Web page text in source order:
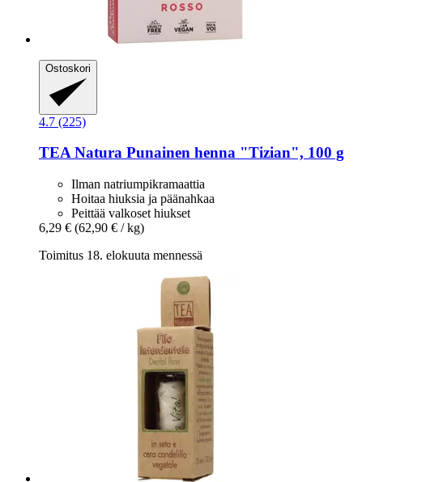
Ostoskori
4.7 (225)
TEA Natura Punainen henna "Tizian", 100 g
Ilman natriumpikramaattia
Hoitaa hiuksia ja päänahkaa
Peittää valkoset hiukset
6,29 € (62,90 € / kg)
Toimitus 18. elokuuta mennessä